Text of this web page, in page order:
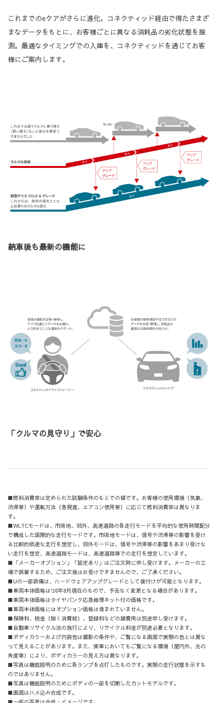
これまでのeケアがさらに進化。コネクティッド経由で得たさまざ
まなデータをもとに、お客様ごとに異なる消耗品の劣化状態を推
測。最適なタイミングでの入庫を、コネクティッドを通じてお客
様にご案内します。
納車後も最新の機能に
「クルマの見守り」で安心
■燃料消費率は定められた試験条件のもとでの値です。お客様の使用環境（気象、
渋滞等）や運転方法（急発進、エアコン使用等）に応じて燃料消費率は異なりま
す。
■WLTCモードは、市街地、郊外、高速道路の各走行モードを平均的な使用時間配分
で構成した国際的な走行モードです。市街地モードは、信号や渋滞等の影響を受け
る比較的低速な走行を想定し、郊外モードは、信号や渋滞等の影響をあまり受けな
い走行を想定、高速道路モードは、高速道路等での走行を想定しています。
■「メーカーオプション」「設定あり」はご注文時に申し受けます。メーカーの工
場で装着するため、ご注文後はお受けできませんので、ご了承ください。
■Uの一部装備は、ハードウェアアップグレードとして後付けが可能となります。
■車両本体価格は'26年8月現在のもので、予告なく変更となる場合があります。
■車両本体価格はタイヤパンク応急修理キット付の価格です。
■車両本体価格にはオプション価格は含まれていません。
■保険料、税金（除く消費税）、登録料などの諸費用は別途申し受けます。
■自動車リサイクル法の施行により、リサイクル料金が別途必要となります。
■ボディカラーおよび内装色は撮影の条件や、ご覧になる画面で実際の色とは異な
って見えることがあります。また、実車においてもご覧になる環境（屋内外、光の
角度等）により、ボディカラーの見え方は異なります。
■写真は機能説明のために各ランプを点灯したものです。実際の走行状態を示すも
のではありません。
■写真は機能説明のためにボディの一部を切断したカットモデルです。
■画面はハメ込み合成です。